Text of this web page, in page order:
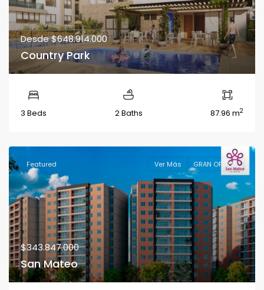
Desde$648.914.000
Country Park
3 Beds 2 Baths 87.96 m2
Featured Ver Más GRAN OFERTA
$343.847.000
San Mateo